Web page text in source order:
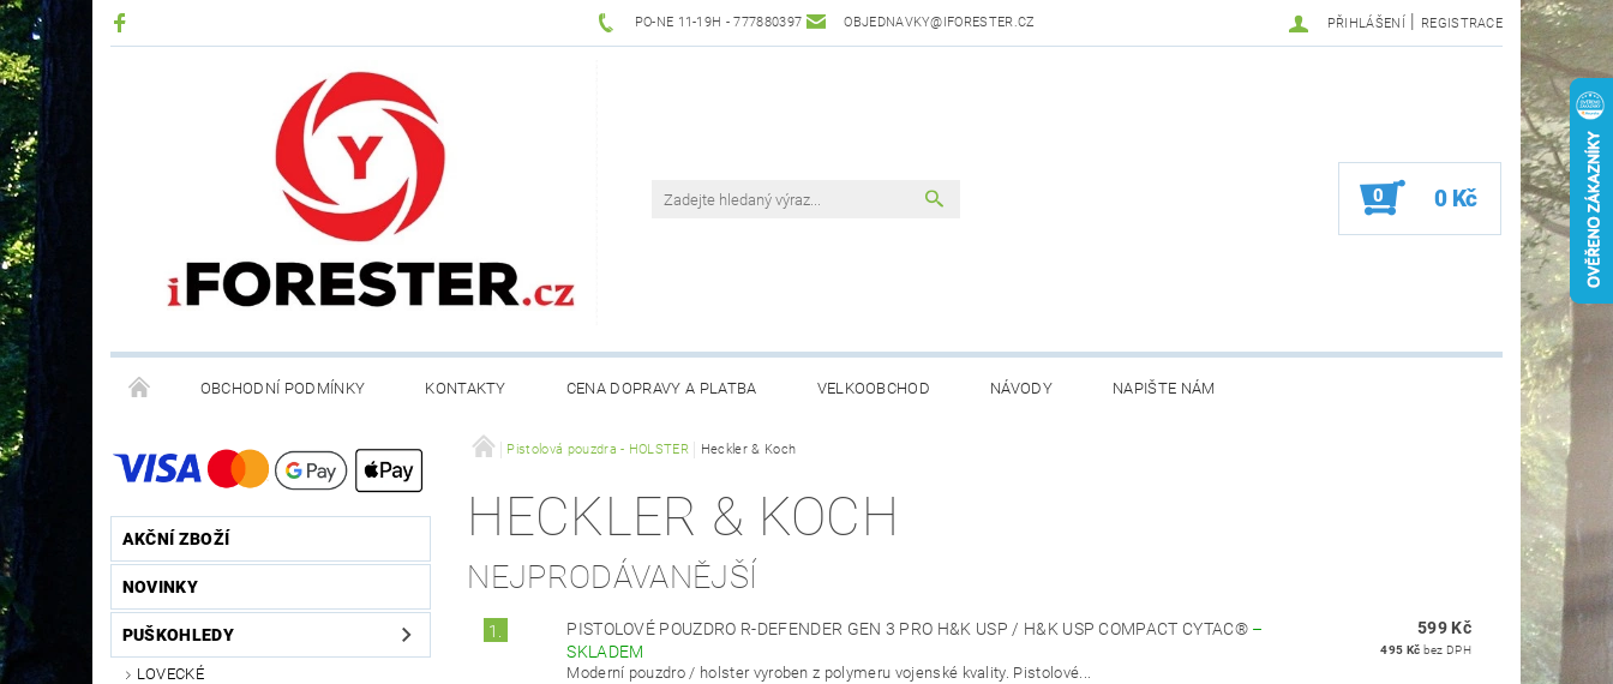
PO-NE 11-19H - 777880397 OBJEDNAVKY@IFORESTER.CZ PŘIHLÁŠENÍ | REGISTRACE
0 0 Kč
OBCHODNÍ PODMÍNKY KONTAKTY CENA DOPRAVY A PLATBA VELKOOBCHOD NÁVODY NAPIŠTE NÁM
RECYKLACE ELEKTROODPADU A BATERIÍ
AKČNÍ ZBOŽÍ
NOVINKY
PUŠKOHLEDY
LOVECKÉ
Pistolová pouzdra - HOLSTER Heckler & Koch
HECKLER & KOCH
NEJPRODÁVANĚJŠÍ
1. PISTOLOVÉ POUZDRO R-DEFENDER GEN 3 PRO H&K USP / H&K USP COMPACT CYTAC® –
SKLADEM
Moderní pouzdro / holster vyroben z polymeru vojenské kvality. Pistolové...
599 Kč
495 Kč bez DPH